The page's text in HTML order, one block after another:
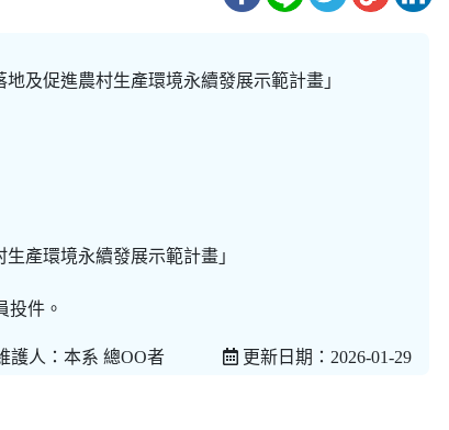
及促進農村生產環境永續發展示範計畫」
產環境永續發展示範計畫」
投件。
護人：本系 總OO者 更新日期：2026-01-29